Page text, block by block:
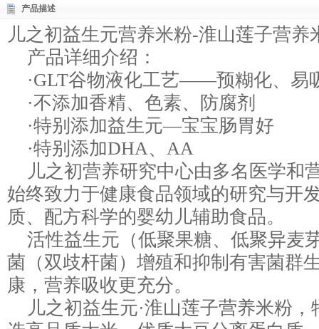
产品描述
儿之初益生元营养米粉-淮山莲子营养
产品详细介绍：
·GLT谷物液化工艺——预糊化、易
·不添加香精、色素、防腐剂
·特别添加益生元—宝宝肠胃好
·特别添加DHA、AA
儿之初营养研究中心由多名医学和
始终致力于健康食品领域的研究与开
质、配方科学的婴幼儿辅助食品。
活性益生元（低聚果糖、低聚异麦
菌（双歧杆菌）增殖和抑制有害菌群
康，营养吸收更充分。
儿之初益生元·淮山莲子营养米粉，